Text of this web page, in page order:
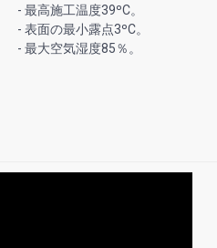
- 最高施工温度39ºC。
- 表面の最小露点3ºC。
- 最大空気湿度85％。